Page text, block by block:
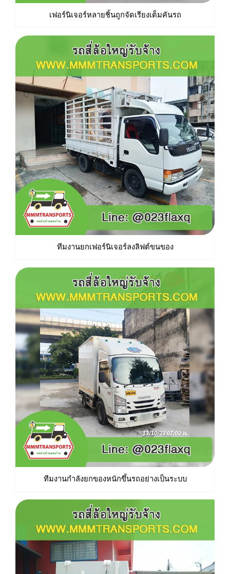
เฟอร์นิเจอร์หลายชิ้นถูกจัดเรียงเต็มคันรถ
ทีมงานยกเฟอร์นิเจอร์ลงลิฟต์ขนของ
ทีมงานกำลังยกของหนักขึ้นรถอย่างเป็นระบบ